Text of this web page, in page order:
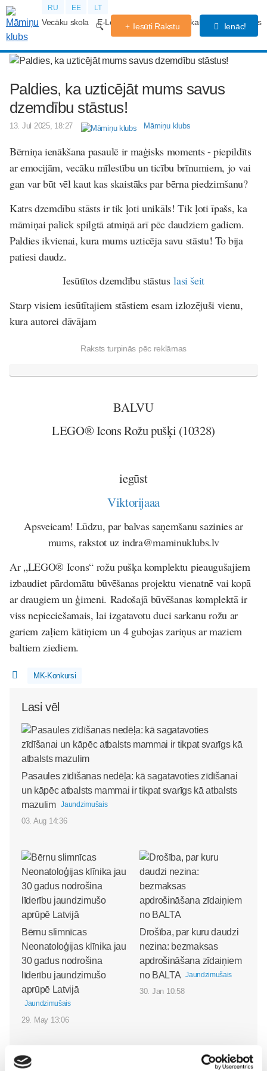
RU EE LT
Vecāku skola E-Lekcijas Grūtniecības kalendārs Forums
Iesūti Rakstu Ienāc!
Paldies, ka uzticējāt mums savus
dzemdību stāstus!
13. Jul 2025, 18:27 Māmiņu klubs
Bērniņa ienākšana pasaulē ir maģisks moments - piepildīts
ar emocijām, vecāku mīlestību un ticību brīnumiem, jo vai
gan var būt vēl kaut kas skaistāks par bērna piedzimšanu?
Katrs dzemdību stāsts ir tik ļoti unikāls! Tik ļoti īpašs, ka
māmiņai paliek spilgtā atmiņā arī pēc daudziem gadiem.
Paldies ikvienai, kura mums uzticēja savu stāstu! To bija
patiesi daudz.
Iesūtītos dzemdību stāstuslasi šeit
Starp visiem iesūtītajiem stāstiem esam izlozējuši vienu,
kura autorei dāvājam
Raksts turpinās pēc reklāmas
BALVU
LEGO® Icons Rožu pušķi (10328)
iegūst
Viktorijaaa
Apsveicam! Lūdzu, par balvas saņemšanu sazinies ar
mums, rakstot uz indra@maminuklubs.lv
Ar „LEGO® Icons“ rožu pušķa komplektu pieaugušajiem
izbaudiet pārdomātu būvēšanas projektu vienatnē vai kopā
ar draugiem un ģimeni. Radošajā būvēšanas komplektā ir
viss nepieciešamais, lai izgatavotu duci sarkanu rožu ar
gariem zaļiem kātiņiem un 4 gubojas zariņus ar maziem
baltiem ziediem.
MK-Konkursi
Lasi vēl
Pasaules zīdīšanas nedēļa: kā sagatavoties zīdīšanai
un kāpēc atbalsts mammai ir tikpat svarīgs kā atbalsts
mazulim
Jaundzimušais
03. Aug 14:36
Bērnu slimnīcas
Neonatoloģijas klīnika jau
30 gadus nodrošina
līderību jaundzimušo
aprūpē Latvijā
Jaundzimušais
29. May 13:06
Drošība, par kuru daudzi
nezina: bezmaksas
apdrošināšana zīdaiņiem
no BALTA
Jaundzimušais
30. Jan 10:58